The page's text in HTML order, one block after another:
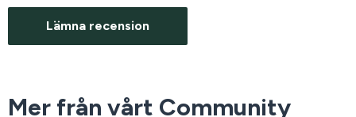
Lämna recension
Mer från vårt Community